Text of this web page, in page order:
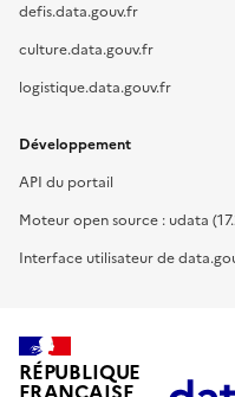
defis.data.gouv.fr
culture.data.gouv.fr
logistique.data.gouv.fr
Développement
API du portail
Moteur open source : udata
Interface utilisateur de
RÉPUBLIQUE